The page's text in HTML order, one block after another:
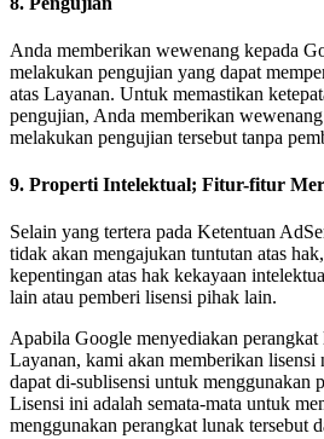
Anda memberikan wewenang kepada
melakukan pengujian yang dapat
atas Layanan. Untuk memastikan
pengujian, Anda memberikan
melakukan pengujian tersebut tanpa
9. Properti Intelektual; Fitur-fitur
Selain yang tertera pada Ketentuan
tidak akan mengajukan tuntutan atas
kepentingan atas hak kekayaan
lain atau pemberi lisensi pihak lain.
Apabila Google menyediakan
Layanan, kami akan memberikan
dapat di-sublisensi untuk menggunakan
Lisensi ini adalah semata-mata untuk
menggunakan perangkat lunak tersebut